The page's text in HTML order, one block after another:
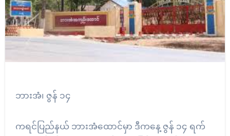
ဘားအံ၊ ဇွန် ၁၄
ကရင်ပြည်နယ် ဘားအံထောင်မှာ ဒီကနေ့ ဇွန် ၁၄ ရက်